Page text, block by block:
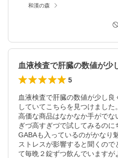
和漢の森
5
血液検査で肝臓の数値が少し
していてこちらを見つけまし
高価な商品はなかなか手がでな
ぎづ高すぎづで試してみるの
GABAも入っているのがかなり
ストレスが影響すると聞くの
て毎晩２錠ずつ飲んでいます